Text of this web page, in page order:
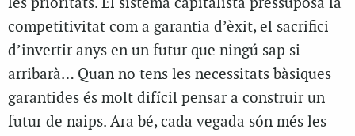
les prioritats. El sistema capitalista pressuposa la
competitivitat com a garantia d’èxit, el sacrifici
d’invertir anys en un futur que ningú sap si
arribarà… Quan no tens les necessitats bàsiques
garantides és molt difícil pensar a construir un
futur de naips. Ara bé, cada vegada són més les